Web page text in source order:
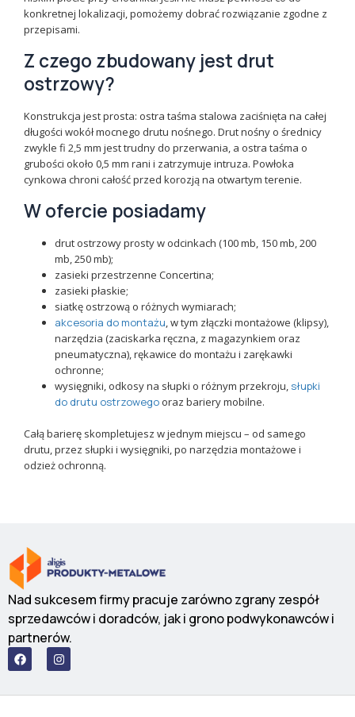
konkretnej lokalizacji, pomożemy dobrać rozwiązanie zgodne z
przepisami.
Z czego zbudowany jest drut
ostrzowy?
Konstrukcja jest prosta: ostra taśma stalowa zaciśnięta na całej
długości wokół mocnego drutu nośnego. Drut nośny o średnicy
zwykle fi 2,5 mm jest trudny do przerwania, a ostra taśma o
grubości około 0,5 mm rani i zatrzymuje intruza. Powłoka
cynkowa chroni całość przed korozją na otwartym terenie.
W ofercie posiadamy
drut ostrzowy prosty w odcinkach (100 mb, 150 mb, 200
mb, 250 mb);
zasieki przestrzenne Concertina;
zasieki płaskie;
siatkę ostrzową o różnych wymiarach;
akcesoria do montażu, w tym złączki montażowe (klipsy),
narzędzia (zaciskarka ręczna, z magazynkiem oraz
pneumatyczna), rękawice do montażu i zarękawki
ochronne;
wysięgniki, odkosy na słupki o różnym przekroju,słupki
do drutu ostrzowego oraz bariery mobilne.
Całą barierę skompletujesz w jednym miejscu – od samego
drutu, przez słupki i wysięgniki, po narzędzia montażowe i
odzież ochronną.
Nad sukcesem firmy pracuje zarówno zgrany zespół
sprzedawców i doradców, jak i grono podwykonawców i
partnerów.
F
a
c
b
I
n
s
a